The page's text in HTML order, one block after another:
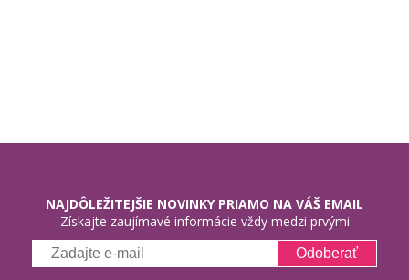
NAJDÔLEŽITEJŠIE NOVINKY PRIAMO NA VÁŠ EMAIL
Získajte zaujímavé informácie vždy medzi prvými
Odoberať